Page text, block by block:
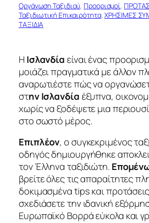
Οργάνωση Ταξιδιού, Προορισμοί,
Ταξιδιωτική Επικαιρότητα, ΧΡΗΣΙΜΕΣ
ΤΑΞΙΔΙΑ
ΗΙσλανδίαείναι ένας
μοιάζει πραγματικά με άλλον
αναρωτιέστε πώς να
στην Ισλανδίαέξυπνα,
χωρίς να ξοδέψετε μια
στο σωστό μέρος.
Επιπλέον, ο συγκεκριμένος
οδηγός δημιουργήθηκε
τον Έλληνα ταξιδιώτη.
βρείτε όλες τις απαραίτητες
δοκιμασμένα tips και
σχεδιάσετε την ιδανική
Ευρωπαϊκό Βορρά εύκολα και